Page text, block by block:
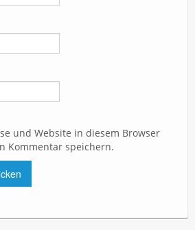
und Website in diesem Browser
Kommentar speichern.